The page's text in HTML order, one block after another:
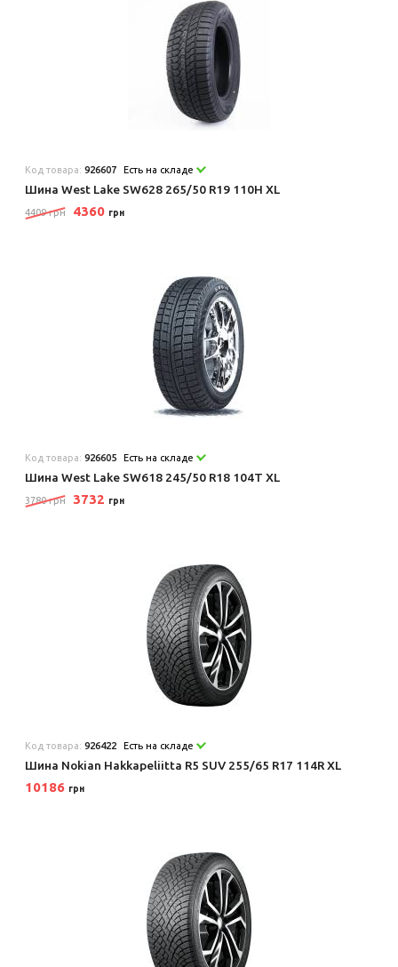
Код товара:926607 Есть на складе
Шина West Lake SW628 265/50 R19 110H XL
4409 грн 4360 грн
Код товара:926605 Есть на складе
Шина West Lake SW618 245/50 R18 104T XL
3780 грн 3732 грн
Код товара:926422 Есть на складе
Шина Nokian Hakkapeliitta R5 SUV 255/65 R17 114R XL
10186 грн